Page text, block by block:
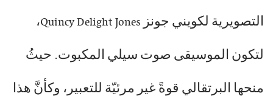
التصويرية لكويني جونز Quincy Delight Jones،
لتكون الموسيقى صوت سيلي المكبوت. حيثُ
منحها البرتقالي قوةً غير مرئيّة للتعبير، وكأنَّ هذا